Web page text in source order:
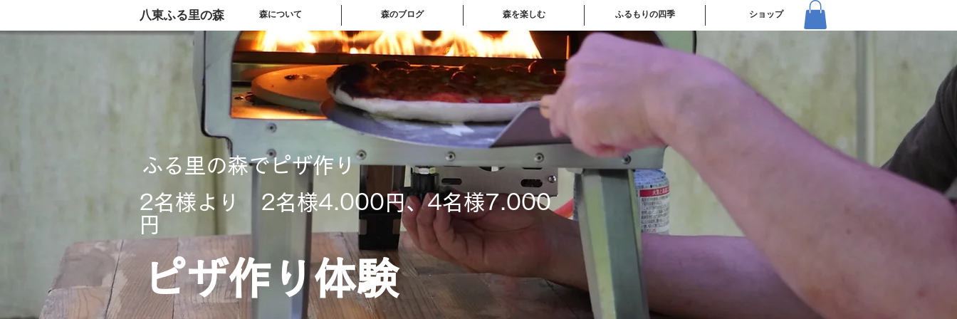
​八東ふる里の森 森について 森のブログ 森を楽しむ ふるもりの四季 ショップ
ふる里の森でピザ作り
2名様より 2名様4.000円、4名様7.000
円
ピザ作り体験